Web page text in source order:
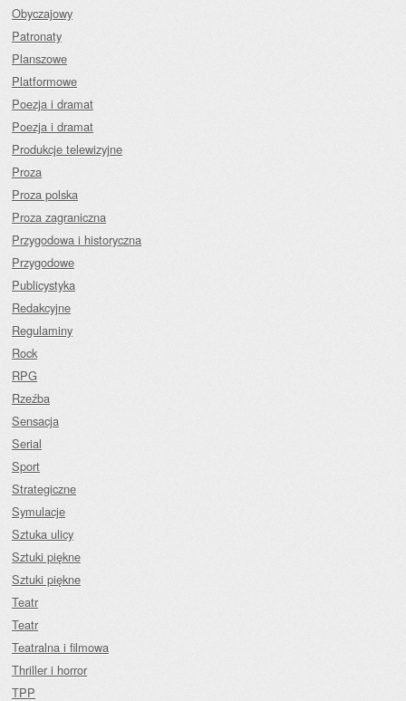
Obyczajowy
Patronaty
Planszowe
Platformowe
Poezja i dramat
Poezja i dramat
Produkcje telewizyjne
Proza
Proza polska
Proza zagraniczna
Przygodowa i historyczna
Przygodowe
Publicystyka
Redakcyjne
Regulaminy
Rock
RPG
Rzeźba
Sensacja
Serial
Sport
Strategiczne
Symulacje
Sztuka ulicy
Sztuki piękne
Sztuki piękne
Teatr
Teatr
Teatralna i filmowa
Thriller i horror
TPP